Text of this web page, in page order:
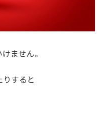
ません。
すると